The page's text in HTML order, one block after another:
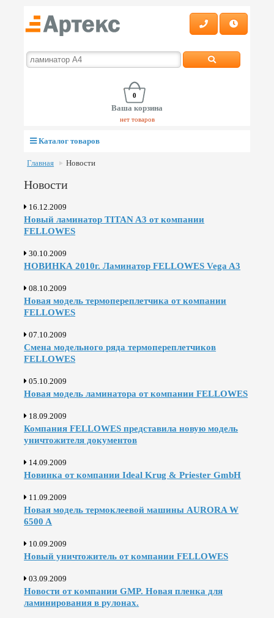
0
Ваша корзина
нет товаров
Каталог товаров
Главная Новости
Новости
16.12.2009
Новый ламинатор TITAN A3 от компании
FELLOWES
30.10.2009
НОВИНКА 2010г. Ламинатор FELLOWES Vega A3
08.10.2009
Новая модель термопереплетчика от компании
FELLOWES
07.10.2009
Смена модельного ряда термопереплетчиков
FELLOWES
05.10.2009
Новая модель ламинатора от компании FELLOWES
18.09.2009
Компания FELLOWES представила новую модель
уничтожителя документов
14.09.2009
Новинка от компании Ideal Krug & Priester GmbH
11.09.2009
Новая модель термоклеевой машины AURORA W
6500 A
10.09.2009
Новый уничтожитель от компании FELLOWES
03.09.2009
Новости от компании GMP. Новая пленка для
ламинирования в рулонах.